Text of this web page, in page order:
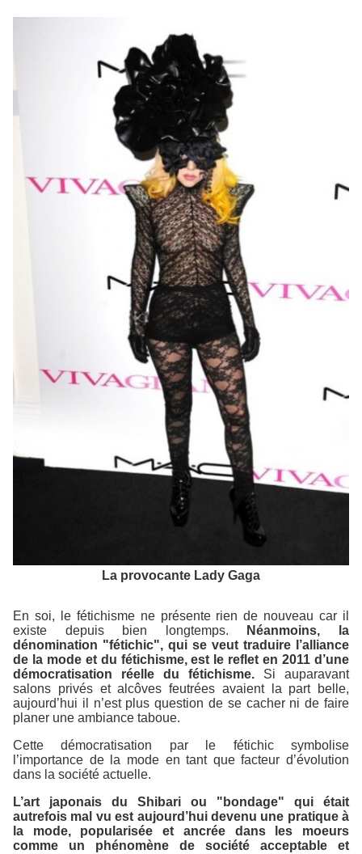
La provocante Lady Gaga
En soi, le fétichisme ne présente rien de nouveau car il
existe depuis bien longtemps.
Néanmoins, la
dénomination "fétichic", qui se veut traduire l’alliance
de la mode et du fétichisme, est le reflet en 2011 d’une
démocratisation réelle du fétichisme. Si auparavant
salons privés et alcôves feutrées avaient la part belle,
aujourd’hui il n’est plus question de se cacher ni de faire
planer une ambiance taboue.
Cette démocratisation par le fétichic symbolise
l’importance de la mode en tant que facteur d’évolution
dans la société actuelle.
L’art japonais du Shibari ou "bondage" qui était
autrefois mal vu est aujourd’hui devenu une pratique à
la mode, popularisée et ancrée dans les moeurs
comme un phénomène de société acceptable et